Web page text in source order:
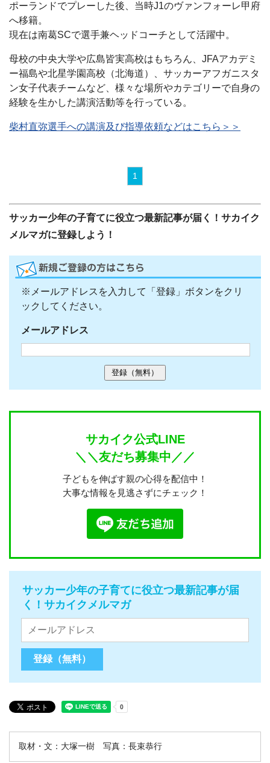
ポーランドでプレーした後、当時J1のヴァンフォーレ甲府
へ移籍。
現在は南葛SCで選手兼ヘッドコーチとして活躍中。
母校の中央大学や広島皆実高校はもちろん、JFAアカデミ
ー福島や北星学園高校（北海道）、サッカーアフガニスタ
ン女子代表チームなど、様々な場所やカテゴリーで自身の
経験を生かした講演活動等を行っている。
柴村直弥選手への講演及び指導依頼などはこちら＞＞
1
サッカー少年の子育てに役立つ最新記事が届く！サカイク
メルマガに登録しよう！
※メールアドレスを入力して「登録」ボタンをクリ
ックしてください。
メールアドレス
サカイク公式LINE
＼＼友だち募集中／／
子どもを伸ばす親の心得を配信中！
大事な情報を見逃さずにチェック！
サッカー少年の子育てに役立つ最新記事が届
く！サカイクメルマガ
取材・文：大塚一樹 写真：長束恭行